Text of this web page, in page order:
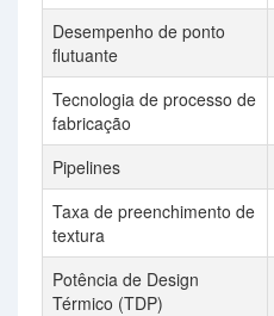
Desempenho de ponto
flutuante
Tecnologia de processo de
fabricação
Pipelines
Taxa de preenchimento de
textura
Potência de Design
Térmico (TDP)